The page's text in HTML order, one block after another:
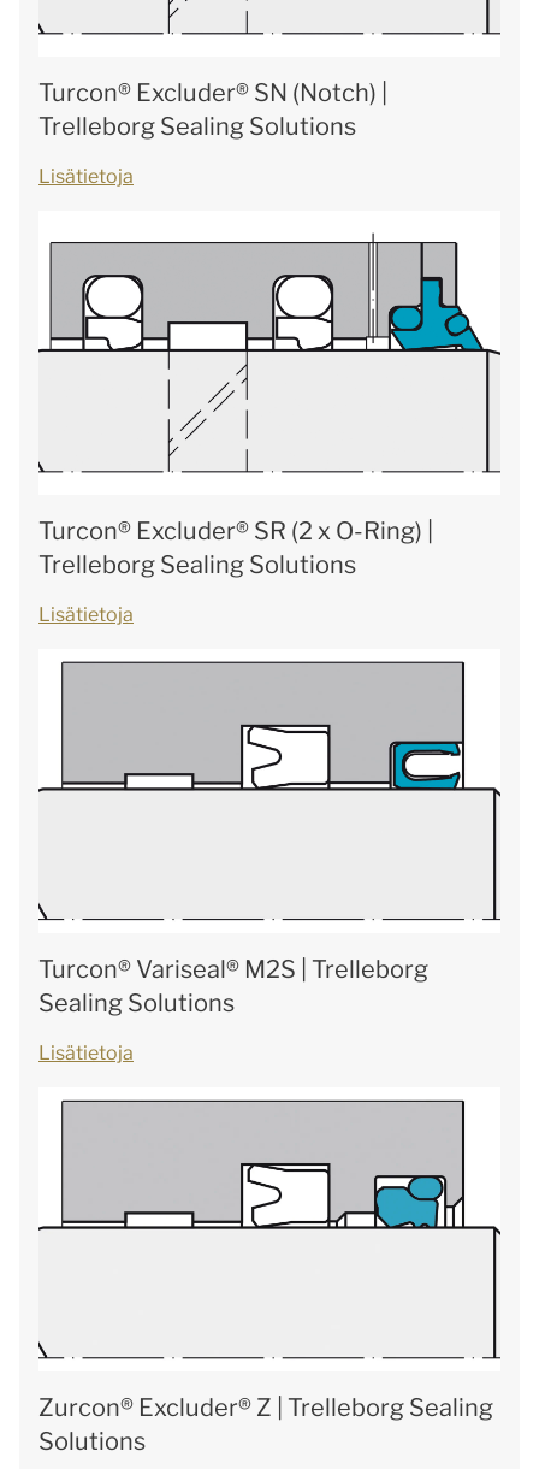
Turcon® Excluder® SN (Notch) |
Trelleborg Sealing Solutions
Lisätietoja
Turcon® Excluder® SR (2 x O-Ring) |
Trelleborg Sealing Solutions
Lisätietoja
Turcon® Variseal® M2S | Trelleborg
Sealing Solutions
Lisätietoja
Zurcon® Excluder® Z | Trelleborg Sealing
Solutions